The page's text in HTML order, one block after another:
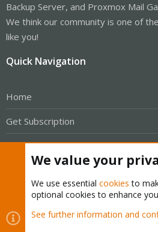
Backup Server, and Proxmox Mail
We think our community is one of
like you!
Quick Navigation
Home
Get Subscription
Wiki
Proxmox Customer Portal
About
We value your
We use essential cookies to
optional cookies to enhance
See further information and